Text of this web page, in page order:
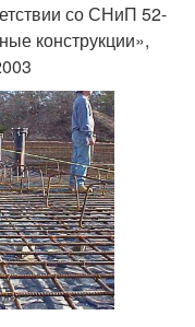
со СНиП 52-
конструкции»,